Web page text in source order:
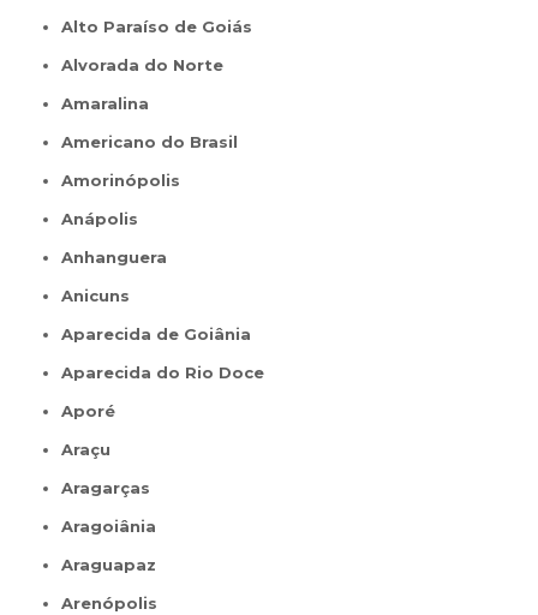
Alto Paraíso de Goiás
Alvorada do Norte
Amaralina
Americano do Brasil
Amorinópolis
Anápolis
Anhanguera
Anicuns
Aparecida de Goiânia
Aparecida do Rio Doce
Aporé
Araçu
Aragarças
Aragoiânia
Araguapaz
Arenópolis